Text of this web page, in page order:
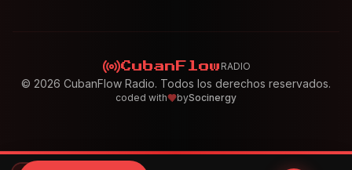
CubanFlow RADIO
© 2026 CubanFlow Radio. Todos los derechos reservados.
coded with bySocinergy